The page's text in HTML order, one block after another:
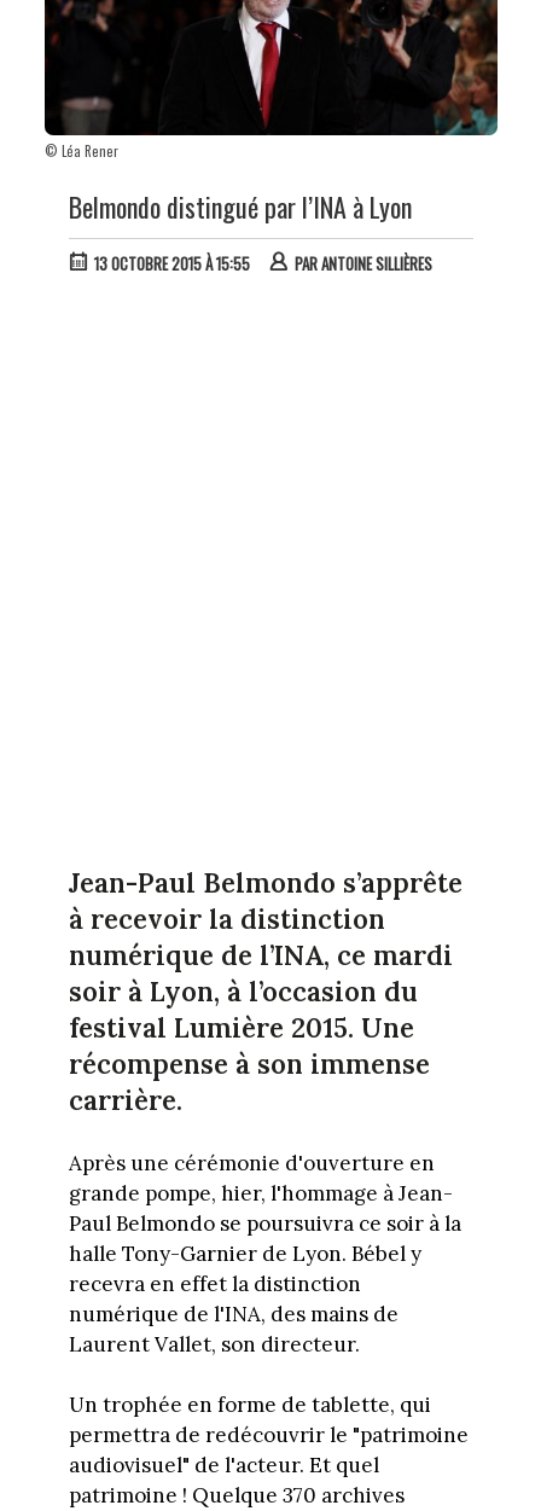
© Léa Rener
Belmondo distingué par l’INA à Lyon
13 OCTOBRE 2015 À 15:55 PARANTOINE SILLIÈRES
Jean-Paul Belmondo s’apprête
à recevoir la distinction
numérique de l’INA, ce mardi
soir à Lyon, à l’occasion du
festival Lumière 2015. Une
récompense à son immense
carrière.
Après une cérémonie d'ouverture en
grande pompe, hier, l'hommage à Jean-
Paul Belmondo se poursuivra ce soir à la
halle Tony-Garnier de Lyon. Bébel y
recevra en effet la distinction
numérique de l'INA, des mains de
Laurent Vallet, son directeur.
Un trophée en forme de tablette, qui
permettra de redécouvrir le "patrimoine
audiovisuel" de l'acteur. Et quel
patrimoine ! Quelque 370 archives